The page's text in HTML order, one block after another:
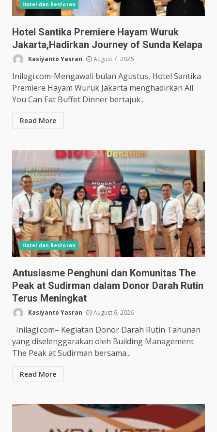
Hotel dan Restoran
Hotel Santika Premiere Hayam Wuruk
Jakarta,Hadirkan Journey of Sunda Kelapa
Kasiyanto Yasran August 7, 2026
Inilagi.com-Mengawali bulan Agustus, Hotel Santika
Premiere Hayam Wuruk Jakarta menghadirkan All
You Can Eat Buffet Dinner bertajuk...
Read More
Hotel dan Restoran
Antusiasme Penghuni dan Komunitas The
Peak at Sudirman dalam Donor Darah Rutin
Terus Meningkat
Kasiyanto Yasran August 6, 2026
Inilagi.com– Kegiatan Donor Darah Rutin Tahunan
yang diselenggarakan oleh Building Management
The Peak at Sudirman bersama...
Read More